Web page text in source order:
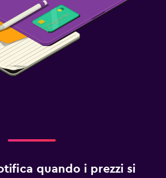
quando i prezzi si